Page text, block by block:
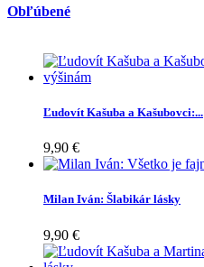
Obľúbené
Ľudovít Kašuba a Kašubovci:...
9,90 €
Milan Iván: Šlabikár lásky
9,90 €